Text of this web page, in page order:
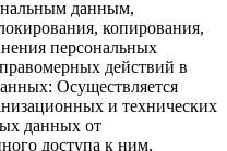
данным,
копирования,
персональных
действий в
Осуществляется
и технических
данных от
доступа к ним,